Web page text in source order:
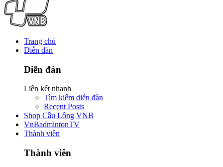
Trang chủ
Diễn đàn
Diễn đàn
Liên kết nhanh
Tìm kiếm diễn đàn
Recent Posts
Shop Cầu Lông VNB
VnBadmintonTV
Thành viên
Thành viên